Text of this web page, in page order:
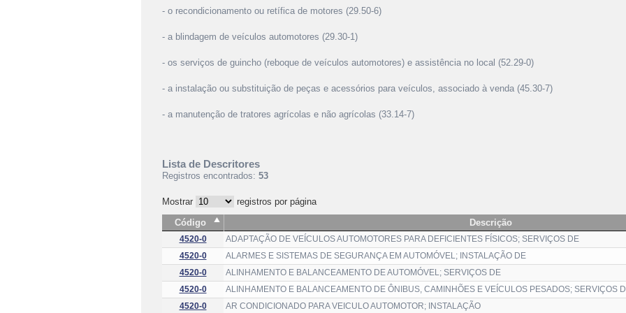
- o recondicionamento ou retífica de motores (29.50-6)
- a blindagem de veículos automotores (29.30-1)
- os serviços de guincho (reboque de veículos automotores) e assistência no local (52.29-0)
- a instalação ou substituição de peças e acessórios para veículos, associado à venda (45.30-7)
- a manutenção de tratores agrícolas e não agrícolas (33.14-7)
Lista de Descritores
Registros encontrados: 53
Mostrar
registros por página
Código
Descrição
4520-0
ADAPTAÇÃO DE VEÍCULOS AUTOMOTORES PARA DEFICIENTES FÍSICOS; SERVIÇOS DE
4520-0
ALARMES E SISTEMAS DE SEGURANÇA EM AUTOMÓVEL; INSTALAÇÃO DE
4520-0
ALINHAMENTO E BALANCEAMENTO DE AUTOMÓVEL; SERVIÇOS DE
4520-0
ALINHAMENTO E BALANCEAMENTO DE ÔNIBUS, CAMINHÕES E VEÍCULOS PESADOS; SERVIÇOS
4520-0
AR CONDICIONADO PARA VEICULO AUTOMOTOR; INSTALAÇÃO